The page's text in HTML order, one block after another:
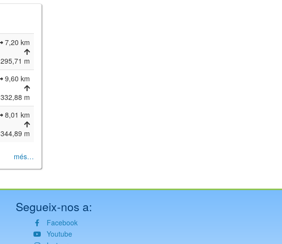
7,20 km
295,71 m
9,60 km
332,88 m
8,01 km
344,89 m
més…
Segueix-nos a:
Facebook
Youtube